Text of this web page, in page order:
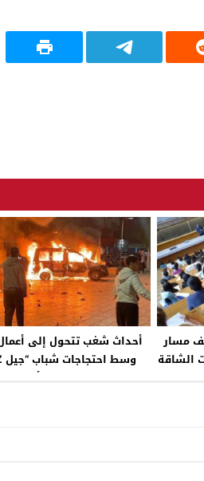
مسار
الشاقة
أحداث شغب تتحول إلى
اندساس منحرفين وأصحاب